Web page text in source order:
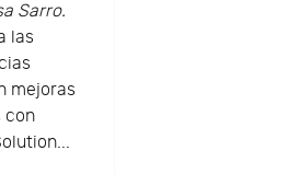
Sarro.
las
mejoras
con